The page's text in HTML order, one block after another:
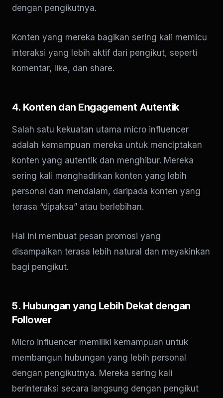
dengan pengikutnya.
Konten yang mereka bagikan sering kali memicu
interaksi yang lebih aktif dari pengikut, seperti
komentar, like, dan share.
4. Konten dan Engagement Autentik
Salah satu kekuatan utama micro influencer
adalah kemampuan mereka untuk menciptakan
konten yang autentik dan menghibur. Mereka
sering kali menghadirkan konten yang lebih
personal dan mendalam, daripada konten yang
terasa “dipaksa” atau berlebihan.
Hal ini membuat pesan promosi yang
disampaikan terasa lebih natural dan meyakinkan
bagi pengikut.
5. Hubungan yang Lebih Dekat dengan
Follower
Micro influencer memiliki kemampuan untuk
membangun hubungan yang lebih personal
dengan pengikutnya. Mereka sering kali
berinteraksi secara langsung dengan pengikut